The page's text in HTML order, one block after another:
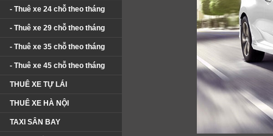
- Thuê xe 24 chỗ theo tháng
- Thuê xe 29 chỗ theo tháng
- Thuê xe 35 chỗ theo tháng
- Thuê xe 45 chỗ theo tháng
THUÊ XE TỰ LÁI
THUÊ XE HÀ NỘI
TAXI SÂN BAY